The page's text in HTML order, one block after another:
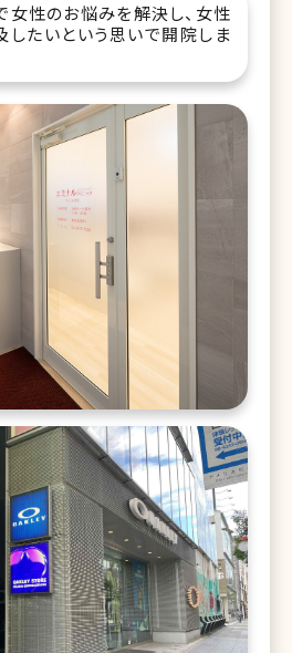
女性のお悩みを解決し、女性
したいという思いで開院しま